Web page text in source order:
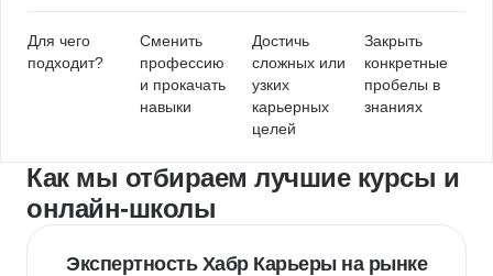
Для чего
подходит?
Сменить
профессию
и прокачать
навыки
Достичь
сложных или
узких
карьерных
целей
Закрыть
конкретные
пробелы в
знаниях
Как мы отбираем лучшие курсы и
онлайн-школы
Экспертность Хабр Карьеры на рынке